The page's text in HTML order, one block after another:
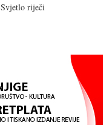
Svjetlo riječi